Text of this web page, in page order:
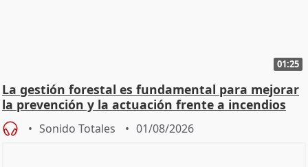
01:25
La gestión forestal es fundamental para mejorar
la prevención y la actuación frente a incendios
Sonido Totales 01/08/2026